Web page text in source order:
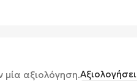
αξιολόγηση.